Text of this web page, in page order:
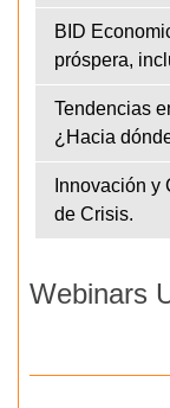
BID
próspera,
Tendencias
¿Hacia
Innovación
de Crisis.
Webinars